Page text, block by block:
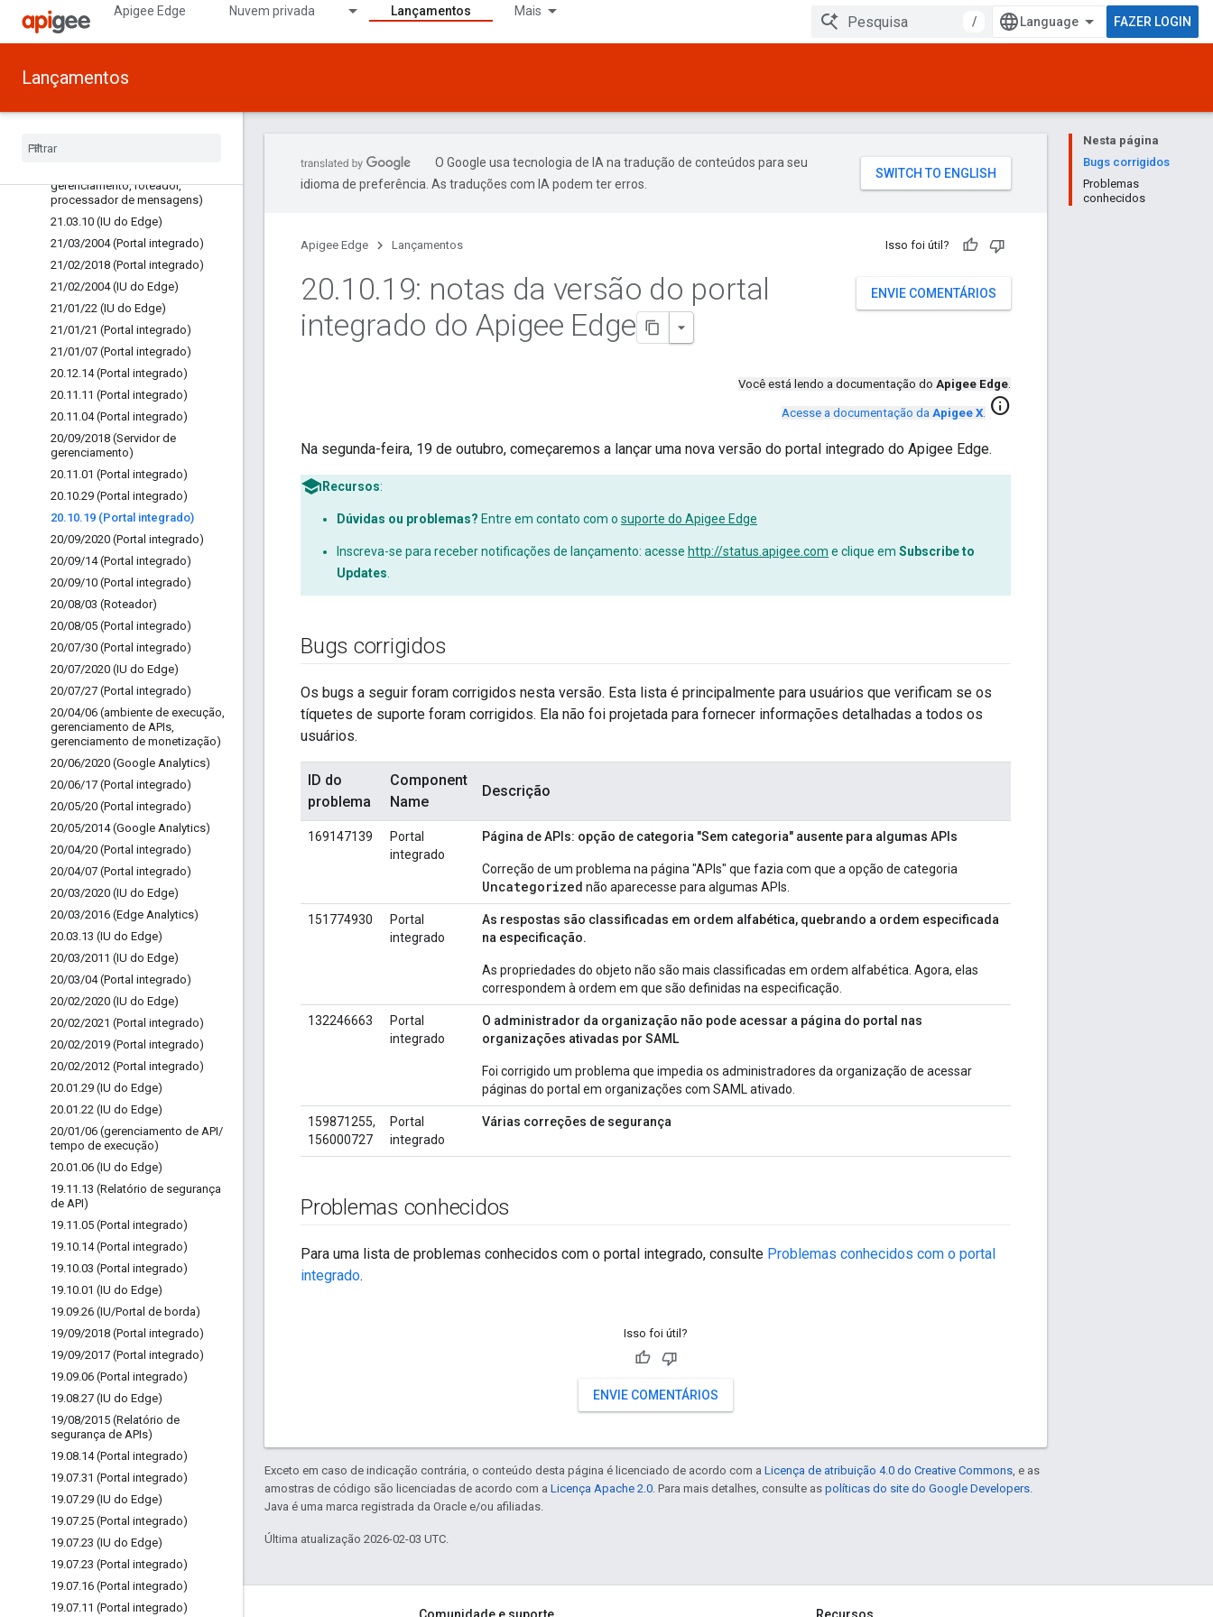
Apigee Edge Nuvem privada Lançamentos Mais
/ FAZER LOGIN
Lançamentos
21/08/10 (Portal integrado)
21/07/28 (Portal integrado)
21/07/09 (Portal integrado)
21
gerenciamento,roteador,
processador de mensagens)
21 .03.10 (IU do Edge)
21/03/2004 (Portal integrado)
21/02/2018 (Portal integrado)
21/02/2004 (IU do Edge)
21/01/22 (IU do Edge)
21/01/21 (Portal integrado)
21/01/07 (Portal integrado)
20.12.14 (Portal integrado)
20.11 .11 (Portal integrado)
20.11 .04 (Portal integrado)
20/09/2018 (Servidor de
gerenciamento)
20.11 .01 (Portal integrado)
20.10.29 (Portal integrado)
20.10.19 (Portal integrado)
20/09/2020 (Portal integrado)
20/09/14 (Portal integrado)
20/09/10 (Portal integrado)
20/08/03 (Roteador)
20/08/05 (Portal integrado)
20/07/30 (Portal integrado)
20/07/2020 (IU do Edge)
20/07/27 (Portal integrado)
20/04/06 (ambiente de execução,
gerenciamento de APIs,
gerenciamento de monetização)
20/06/2020 (Google Analytics)
20/06/17 (Portal integrado)
20/05/20 (Portal integrado)
20/05/2014 (Google Analytics)
20/04/20 (Portal integrado)
20/04/07 (Portal integrado)
20/03/2020 (IU do Edge)
20/03/2016 (Edge Analytics)
20.03.13 (IU do Edge)
20/03/2011 (IU do Edge)
20/03/04 (Portal integrado)
20/02/2020 (IU do Edge)
20/02/2021 (Portal integrado)
20/02/2019 (Portal integrado)
20/02/2012 (Portal integrado)
20.01 .29 (IU do Edge)
20.01 .22 (IU do Edge)
20/01/06 (gerenciamento de API/
tempo de execução)
20.01 .06 (IU do Edge)
19.11 .13 (Relatório de segurança
de API)
19.11 .05 (Portal integrado)
19.10.14 (Portal integrado)
19.10.03 (Portal integrado)
19.10.01 (IU do Edge)
19.09.26 (IU/Portal de borda)
19/09/2018 (Portal integrado)
19/09/2017 (Portal integrado)
19.09.06 (Portal integrado)
19.08.27 (IU do Edge)
19/08/2015 (Relatório de
segurança de APIs)
19.08.14 (Portal integrado)
19.07.31 (Portal integrado)
19.07.29 (IU do Edge)
19.07.25 (Portal integrado)
19.07.23 (IU do Edge)
19.07.23 (Portal integrado)
19.07.16 (Portal integrado)
19.07.11 (Portal integrado)
Nesta página
Bugs corrigidos
Problemas
conhecidos
O Google usa tecnologia de IA na tradução de conteúdos para seu
idioma de preferência. As traduções com IA podem ter erros.
Apigee Edge Lançamentos Isso foi útil?
ENVIE COMENTÁRIOS
20.10.19: notas da versão do portal
integrado do Apigee Edge
Você está lendo a documentação do Apigee Edge.
Acesse a documentação da Apigee X. info
Na segunda-feira, 19 de outubro, começaremos a lançar uma nova versão do portal integrado do Apigee Edge.
Recursos:
Dúvidas ou problemas? Entre em contato com o suporte do Apigee Edge
Inscreva-se para receber notificações de lançamento: acesse http://status.apigee.com e clique em Subscribe to
Updates
Bugs corrigidos
Os bugs a seguir foram corrigidos nesta versão. Esta lista é principalmente para usuários que verificam se os
tíquetes de suporte foram corrigidos. Ela não foi projetada para fornecer informações detalhadas a todos os
usuários.
ID do
problema
Component
Name
Descrição
169147139
Portal
integrado
Página de APIs: opção de categoria "Sem categoria" ausente para algumas APIs
Correção de um problema na página "APIs" que fazia com que a opção de categoria
Uncategorized não aparecesse para algumas APIs.
151774930
Portal
integrado
As respostas são classificadas em ordem alfabética, quebrando a ordem especificada
na especificação.
As propriedades do objeto não são mais classificadas em ordem alfabética. Agora, elas
correspondem à ordem em que são definidas na especificação.
132246663
Portal
integrado
O administrador da organização não pode acessar a página do portal nas
organizações ativadas por SAML
Foi corrigido um problema que impedia os administradores da organização de acessar
páginas do portal em organizações com SAML ativado.
159871255,
156000727
Portal
integrado
Várias correções de segurança
Problemas conhecidos
Para uma lista de problemas conhecidos com o portal integrado, consulte Problemas conhecidos com o portal
integrado.
Isso foi útil?
ENVIE COMENTÁRIOS
Exceto em caso de indicação contrária, o conteúdo desta página é licenciado de acordo com a Licença de atribuição 4.0 do Creative Commons, e as
amostras de código são licenciadas de acordo com a Licença Apache 2.0. Para mais detalhes, consulte as políticas do site do Google Developers.
Java é uma marca registrada da Oracle e/ou afiliadas.
Última atualização 2026-02-03 UTC.